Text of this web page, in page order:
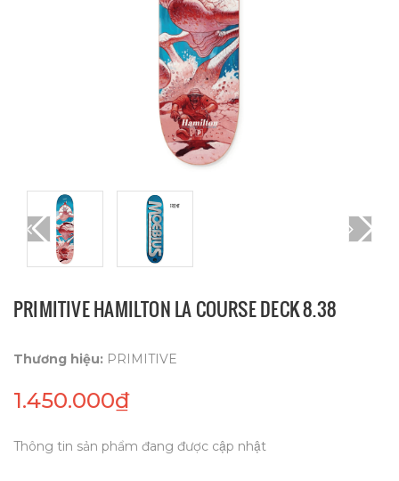
PRIMITIVE HAMILTON LA COURSE DECK 8.38
Thương hiệu: PRIMITIVE
1.450.000₫
Thông tin sản phẩm đang được cập nhật